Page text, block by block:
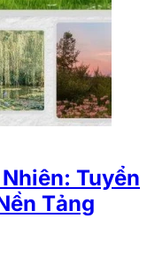
Tuyển
Tảng